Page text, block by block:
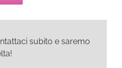
subito e saremo